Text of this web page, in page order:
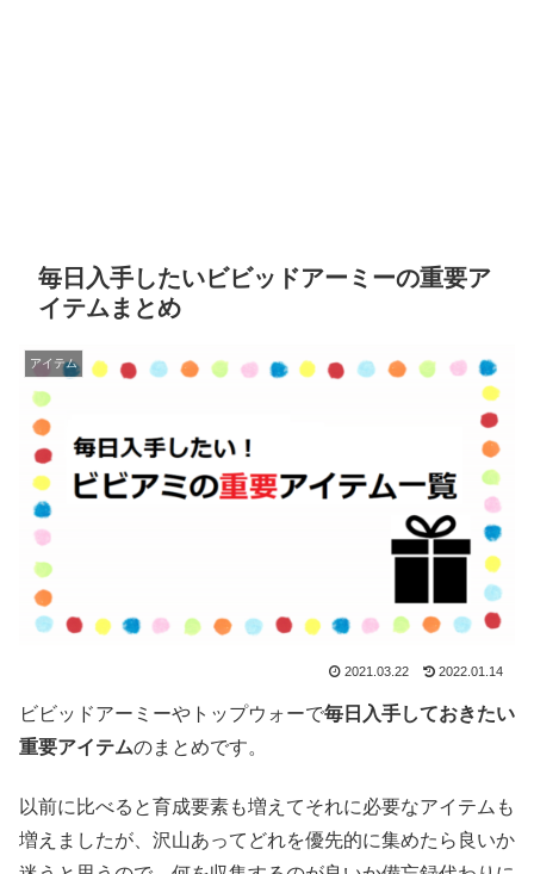
毎日入手したいビビッドアーミーの重要ア
イテムまとめ
アイテム
2021.03.22 2022.01.14
ビビッドアーミーやトップウォーで毎日入手しておきたい
重要アイテムのまとめです。
以前に比べると育成要素も増えてそれに必要なアイテムも
増えましたが、沢山あってどれを優先的に集めたら良いか